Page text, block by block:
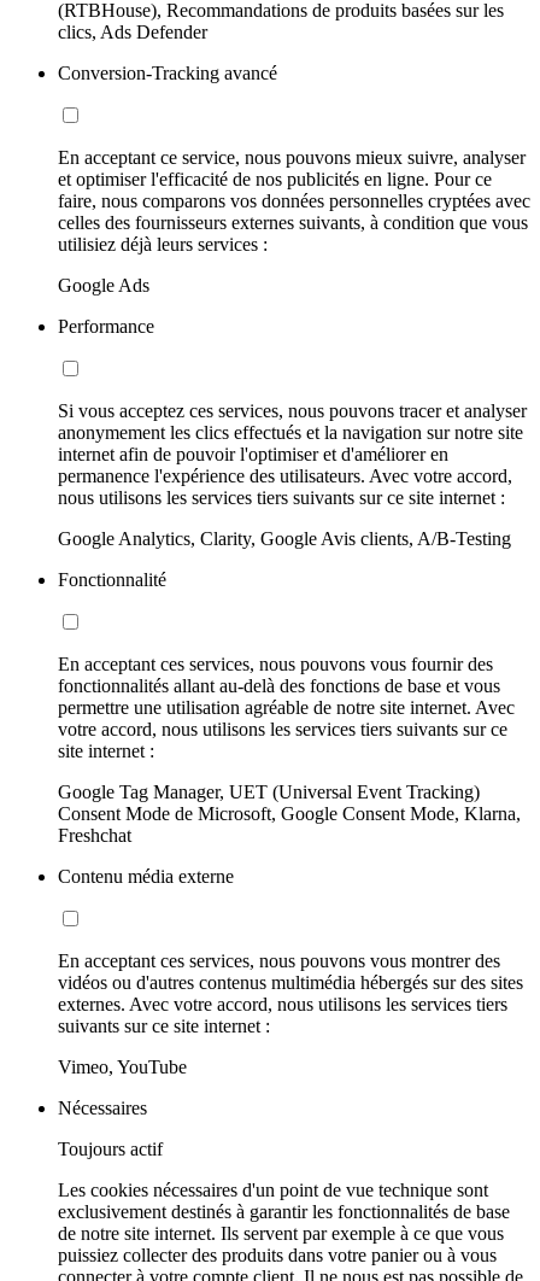
(RTBHouse), Recommandations de produits basées sur les
clics, Ads Defender
Conversion-Tracking avancé
En acceptant ce service, nous pouvons mieux suivre, analyser
et optimiser l'efficacité de nos publicités en ligne. Pour ce
faire, nous comparons vos données personnelles cryptées avec
celles des fournisseurs externes suivants, à condition que vous
utilisiez déjà leurs services :
Google Ads
Performance
Si vous acceptez ces services, nous pouvons tracer et analyser
anonymement les clics effectués et la navigation sur notre site
internet afin de pouvoir l'optimiser et d'améliorer en
permanence l'expérience des utilisateurs. Avec votre accord,
nous utilisons les services tiers suivants sur ce site internet :
Google Analytics, Clarity, Google Avis clients, A/B-Testing
Fonctionnalité
En acceptant ces services, nous pouvons vous fournir des
fonctionnalités allant au-delà des fonctions de base et vous
permettre une utilisation agréable de notre site internet. Avec
votre accord, nous utilisons les services tiers suivants sur ce
site internet :
Google Tag Manager, UET (Universal Event Tracking)
Consent Mode de Microsoft, Google Consent Mode, Klarna,
Freshchat
Contenu média externe
En acceptant ces services, nous pouvons vous montrer des
vidéos ou d'autres contenus multimédia hébergés sur des sites
externes. Avec votre accord, nous utilisons les services tiers
suivants sur ce site internet :
Vimeo, YouTube
Nécessaires
Toujours actif
Les cookies nécessaires d'un point de vue technique sont
exclusivement destinés à garantir les fonctionnalités de base
de notre site internet. Ils servent par exemple à ce que vous
puissiez collecter des produits dans votre panier ou à vous